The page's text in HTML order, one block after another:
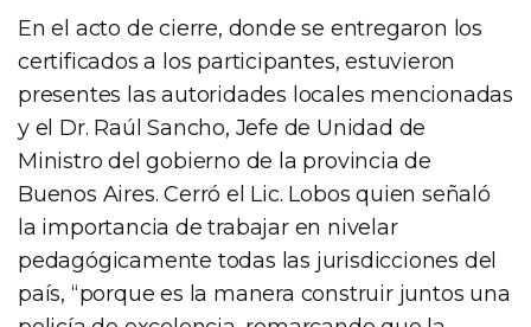
En el acto de cierre, donde se entregaron los
certificados a los participantes, estuvieron
presentes las autoridades locales mencionadas
y el Dr. Raúl Sancho, Jefe de Unidad de
Ministro del gobierno de la provincia de
Buenos Aires. Cerró el Lic. Lobos quien señaló
la importancia de trabajar en nivelar
pedagógicamente todas las jurisdicciones del
país, “porque es la manera construir juntos una